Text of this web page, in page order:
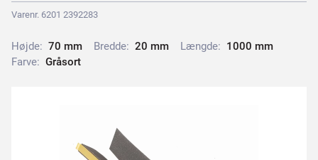
Varenr. 6201 2392283
Højde: 70 mm Bredde: 20 mm Længde: 1000 mm
Farve: Gråsort